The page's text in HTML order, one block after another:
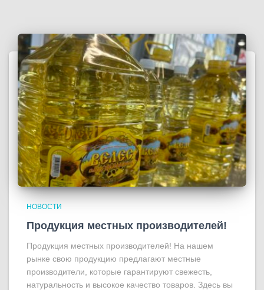
НОВОСТИ
Продукция местных производителей!
Продукция местных производителей! На нашем
рынке свою продукцию предлагают местные
производители, которые гарантируют свежесть,
натуральность и высокое качество товаров. Здесь вы